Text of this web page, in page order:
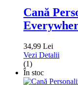
Cană
34,99 Lei
Vezi Detalii
(1)
În stoc